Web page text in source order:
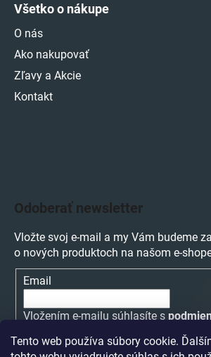
Tento web používa súbory cookie.
Všetko o nákupe
O nás
Ako nakupovať
Zľavy a Akcie
Kontakt
Odoberať newsletter
Vložte svoj e-mail a my Vám budeme
o nových produktoch na našom e-
Email
Vložením e-mailu súhlasíte s